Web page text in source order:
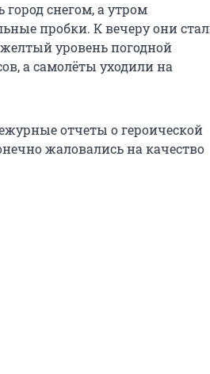
снегом, а утром
пробки. К вечеру они
уровень погодной
а самолёты уходили на
отчеты о героической
жаловались на качество